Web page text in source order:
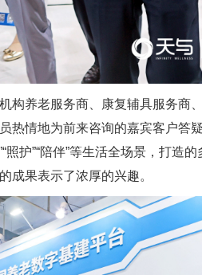
构养老服务商、康复辅具服务商
热情地为前来咨询的嘉宾客户答
护”“陪伴”等生活全场景，打造
成果表示了浓厚的兴趣。